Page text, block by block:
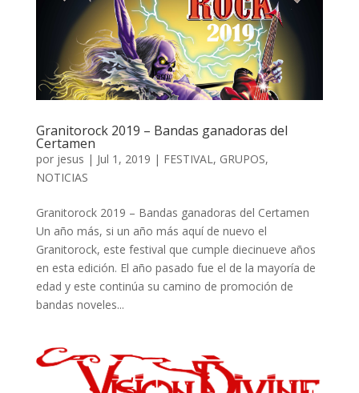
Granitorock 2019 – Bandas ganadoras del
Certamen
por jesus | Jul 1, 2019 | FESTIVAL, GRUPOS,
NOTICIAS
Granitorock 2019 – Bandas ganadoras del Certamen
Un año más, si un año más aquí de nuevo el
Granitorock, este festival que cumple diecinueve años
en esta edición. El año pasado fue el de la mayoría de
edad y este continúa su camino de promoción de
bandas noveles...